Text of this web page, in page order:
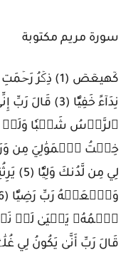
سورة مريم مكتوبة
نِدَآءً خَفِيّٗا
خِفۡتُ ٱلۡمَوَٰلِيَ مِن
لِي
قَالَ رَبِّ أَنَّىٰ يَكُونُ لِي